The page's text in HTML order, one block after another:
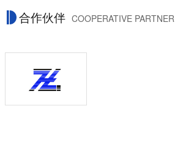
合作伙伴 COOPERATIVE PARTNER